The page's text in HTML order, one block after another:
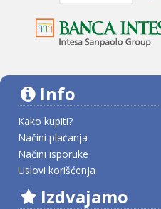
Info
Kako kupiti?
Načini plaćanja
Načini isporuke
Uslovi korišćenja
Izdvajamo